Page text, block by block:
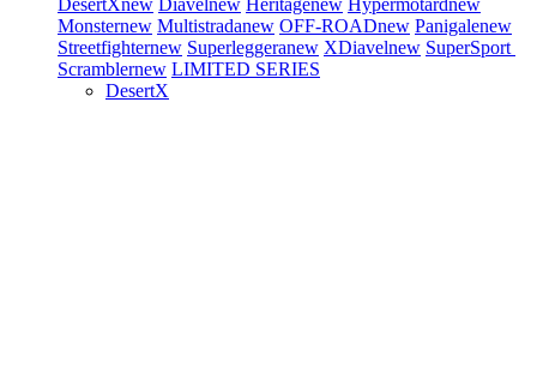
DesertXnew Diavelnew Heritagenew Hypermotardnew
Monsternew Multistradanew OFF-ROADnew Panigalenew
Streetfighternew Superleggeranew XDiavelnew SuperSport
Scramblernew LIMITED SERIES
DesertX